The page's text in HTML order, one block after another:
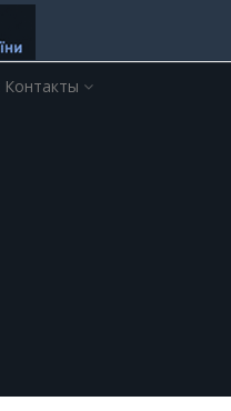
Контакты